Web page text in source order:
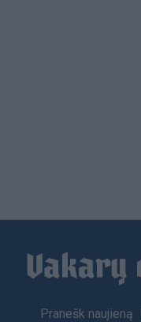
Footer
Pranešk naujieną